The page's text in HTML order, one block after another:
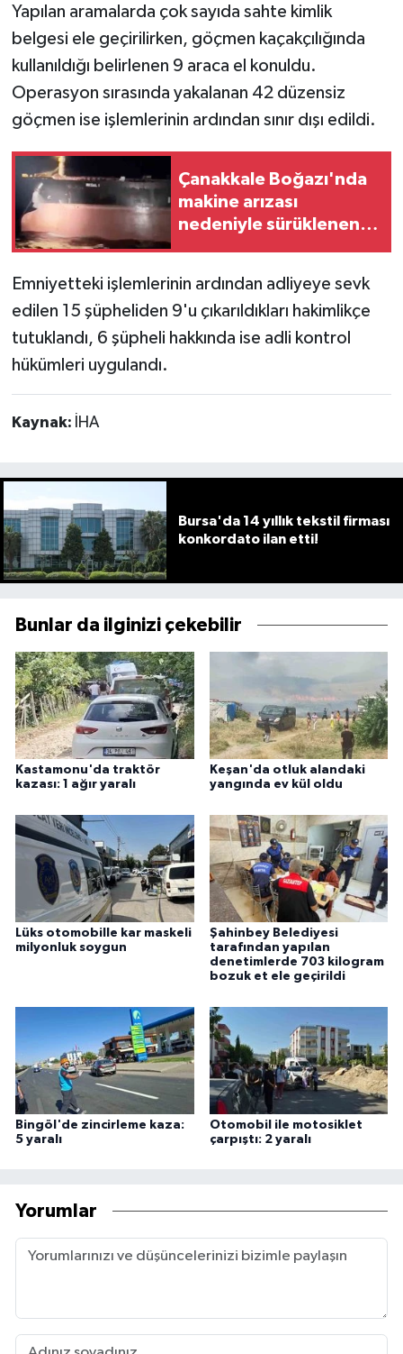
Yapılan aramalarda çok sayıda sahte kimlik
belgesi ele geçirilirken, göçmen kaçakçılığında
kullanıldığı belirlenen 9 araca el konuldu.
Operasyon sırasında yakalanan 42 düzensiz
göçmen ise işlemlerinin ardından sınır dışı edildi.
Çanakkale Boğazı'nda
makine arızası
nedeniyle sürüklenen
Emniyetteki işlemlerinin ardından adliyeye sevk
edilen 15 şüpheliden 9'u çıkarıldıkları hakimlikçe
tutuklandı, 6 şüpheli hakkında ise adli kontrol
hükümleri uygulandı.
Kaynak: İHA
Bursa'da 14 yıllık tekstil firması
konkordato ilan etti!
Bunlar da ilginizi çekebilir
Kastamonu'da traktör
kazası: 1 ağır yaralı
Keşan'da otluk alandaki
yangında ev kül oldu
Lüks otomobille kar maskeli
milyonluk soygun
Şahinbey Belediyesi
tarafından yapılan
denetimlerde 703 kilogram
bozuk et ele geçirildi
Bingöl'de zincirleme kaza:
5 yaralı
Otomobil ile motosiklet
çarpıştı: 2 yaralı
Yorumlar